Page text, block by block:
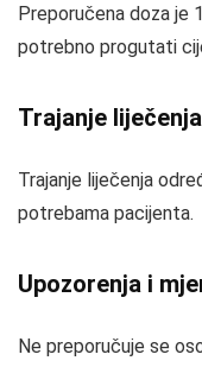
Preporučena doza je
potrebno progutati
Trajanje liječenja
Trajanje liječenja
potrebama pacijenta.
Upozorenja i
Ne preporučuje se